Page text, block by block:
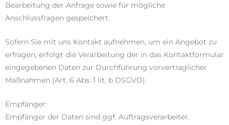
Bearbeitung der Anfrage sowie für mögliche
Anschlussfragen gespeichert.
Sofern Sie mit uns Kontakt aufnehmen, um ein Angebot zu
erfragen, erfolgt die Verarbeitung der in das Kontaktformular
eingegebenen Daten zur Durchführung vorvertraglicher
Maßnahmen (Art. 6 Abs. 1 lit. b DSGVO).
Empfänger:
Empfänger der Daten sind ggf. Auftragsverarbeiter.